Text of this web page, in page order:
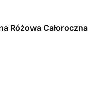
Różowa Całoroczna